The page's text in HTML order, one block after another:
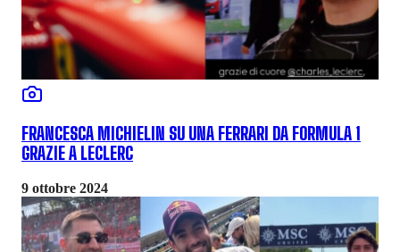
FRANCESCA MICHIELIN SU UNA FERRARI DA FORMULA 1
GRAZIE A LECLERC
9 ottobre 2024